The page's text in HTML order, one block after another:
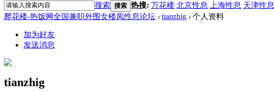
搜索 搜索 热搜: 万花楼 北京性息 上海性息 天津性息
爬花楼-热饭网全国兼职外围女楼凤性息论坛 › tianzhig › 个人资料
加为好友
发送消息
tianzhig